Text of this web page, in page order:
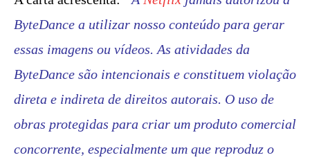
ByteDance a utilizar nosso conteúdo para gerar
essas imagens ou vídeos. As atividades da
ByteDance são intencionais e constituem violação
direta e indireta de direitos autorais. O uso de
obras protegidas para criar um produto comercial
concorrente, especialmente um que reproduz o